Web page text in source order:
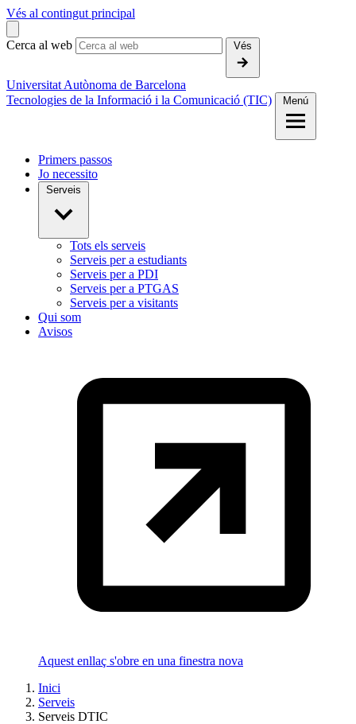
Vés al contingut principal
Cerca al web Vés
Universitat Autònoma de Barcelona
Tecnologies de la Informació i la Comunicació (TIC)
Menú
Primers passos
Jo necessito
Serveis
Tots els serveis
Serveis per a estudiants
Serveis per a PDI
Serveis per a PTGAS
Serveis per a visitants
Qui som
Avisos
Aquest enllaç s'obre en una finestra nova
Inici
Serveis
Serveis DTIC